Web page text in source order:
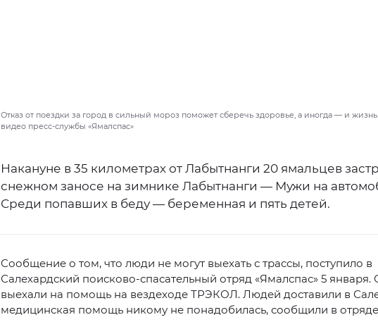
Отказ от поездки за город в сильный мороз поможет сберечь здоровье, а иногда — и
видео пресс-службы «Ямалспас»
Накануне в 35 километрах от Лабытнанги 20 ямальцев
снежном заносе на зимнике Лабытнанги — Мужи на
Среди попавших в беду — беременная и пять детей.
Сообщение о том, что люди не могут выехать с трассы, поступило в
Салехардский поисково-спасательный отряд «Ямалспас» 5 января.
выехали на помощь на вездеходе ТРЭКОЛ. Людей доставили в
медицинская помощь никому не понадобилась, сообщили в